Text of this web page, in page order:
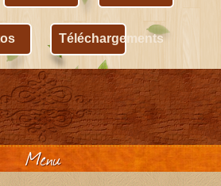
Téléchargements
Menu